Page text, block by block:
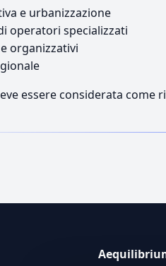
e urbanizzazione
operatori specializzati
organizzativi
essere considerata